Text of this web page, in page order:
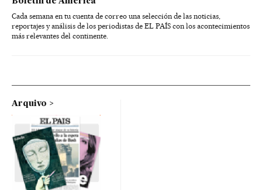
Cada semana en tu cuenta de correo una selección de las noticias,
reportajes y análisis de los periodistas de EL PAÍS con los acontecimientos
más relevantes del continente.
Arquivo